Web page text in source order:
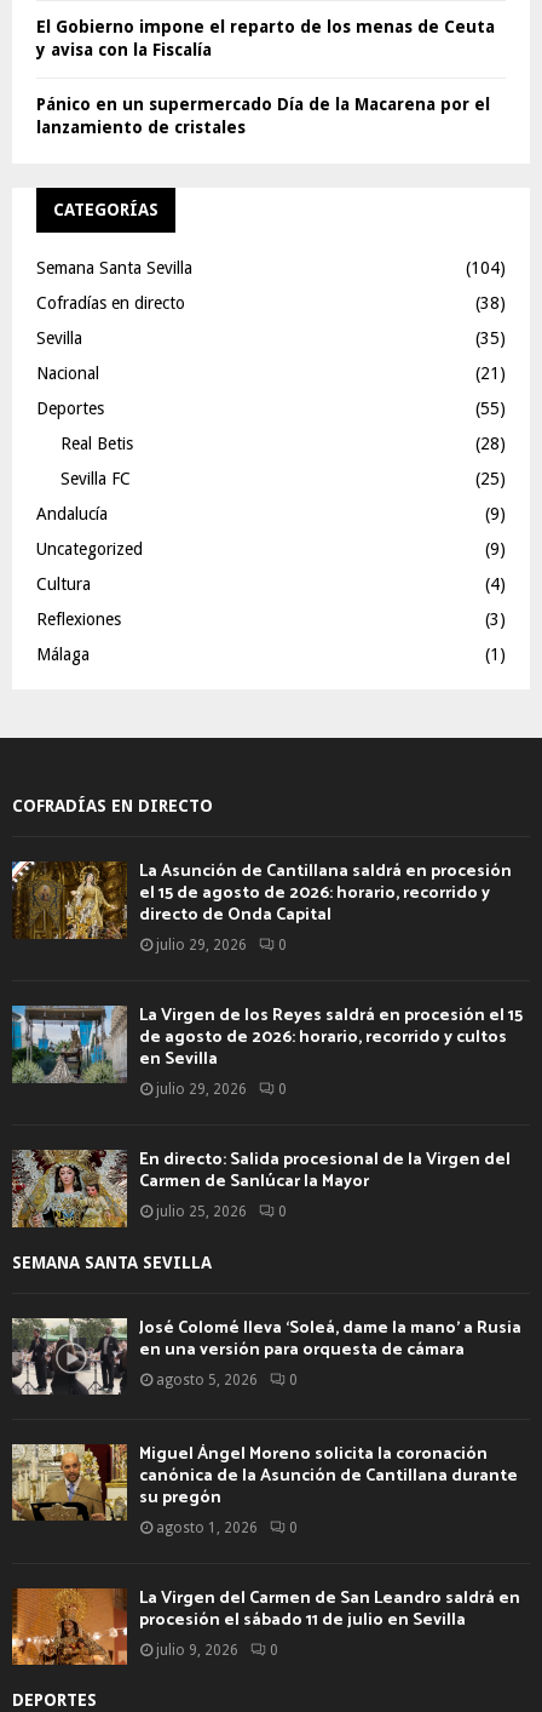
El Gobierno impone el reparto de los menas de Ceuta
y avisa con la Fiscalía
Pánico en un supermercado Día de la Macarena por el
lanzamiento de cristales
CATEGORÍAS
Semana Santa Sevilla
(104)
Cofradías en directo
(38)
Sevilla
(35)
Nacional
(21)
Deportes
(55)
Real Betis
(28)
Sevilla FC
(25)
Andalucía
(9)
Uncategorized
(9)
Cultura
(4)
Reflexiones
(3)
Málaga
(1)
COFRADÍAS EN DIRECTO
La Asunción de Cantillana saldrá en procesión
el 15 de agosto de 2026: horario, recorrido y
directo de Onda Capital
julio 29, 2026 0
La Virgen de los Reyes saldrá en procesión el 15
de agosto de 2026: horario, recorrido y cultos
en Sevilla
julio 29, 2026 0
En directo: Salida procesional de la Virgen del
Carmen de Sanlúcar la Mayor
julio 25, 2026 0
SEMANA SANTA SEVILLA
José Colomé lleva ‘Soleá, dame la mano’ a Rusia
en una versión para orquesta de cámara
agosto 5, 2026 0
Miguel Ángel Moreno solicita la coronación
canónica de la Asunción de Cantillana durante
su pregón
agosto 1, 2026 0
La Virgen del Carmen de San Leandro saldrá en
procesión el sábado 11 de julio en Sevilla
julio 9, 2026 0
DEPORTES